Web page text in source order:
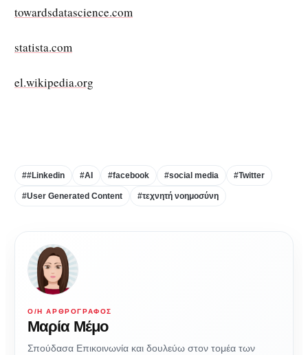
towardsdatascience.com
statista.com
el.wikipedia.org
##Linkedin #AI #facebook #social media #Twitter
#User Generated Content #τεχνητή νοημοσύνη
Ο/Η ΑΡΘΡΟΓΡΆΦΟΣ
Μαρία Μέμο
Σπούδασα Επικοινωνία και δουλεύω στον τομέα των